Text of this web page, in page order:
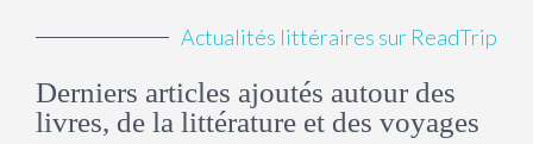
Actualités littéraires sur ReadTrip
Derniers articles ajoutés autour des
livres, de la littérature et des voyages